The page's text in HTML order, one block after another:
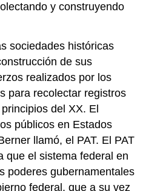
y construyendo
sociedades históricas
de sus
realizados por los
para recolectar registros
del XX. El
públicos en Estados
llamó, el PAT. El PAT
que el sistema federal en
poderes gubernamentales
federal, que a su vez